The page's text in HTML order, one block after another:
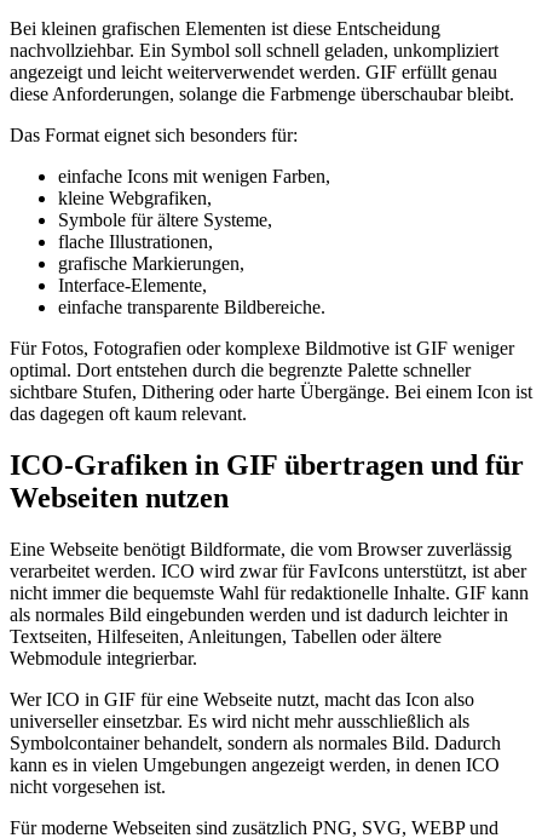
Bei kleinen grafischen Elementen ist diese Entscheidung
nachvollziehbar. Ein Symbol soll schnell geladen, unkompliziert
angezeigt und leicht weiterverwendet werden. GIF erfüllt genau
diese Anforderungen, solange die Farbmenge überschaubar bleibt.
Das Format eignet sich besonders für:
einfache Icons mit wenigen Farben,
kleine Webgrafiken,
Symbole für ältere Systeme,
flache Illustrationen,
grafische Markierungen,
Interface-Elemente,
einfache transparente Bildbereiche.
Für Fotos, Fotografien oder komplexe Bildmotive ist GIF weniger
optimal. Dort entstehen durch die begrenzte Palette schneller
sichtbare Stufen, Dithering oder harte Übergänge. Bei einem Icon ist
das dagegen oft kaum relevant.
ICO-Grafiken in GIF übertragen und für
Webseiten nutzen
Eine Webseite benötigt Bildformate, die vom Browser zuverlässig
verarbeitet werden. ICO wird zwar für FavIcons unterstützt, ist aber
nicht immer die bequemste Wahl für redaktionelle Inhalte. GIF kann
als normales Bild eingebunden werden und ist dadurch leichter in
Textseiten, Hilfeseiten, Anleitungen, Tabellen oder ältere
Webmodule integrierbar.
Wer ICO in GIF für eine Webseite nutzt, macht das Icon also
universeller einsetzbar. Es wird nicht mehr ausschließlich als
Symbolcontainer behandelt, sondern als normales Bild. Dadurch
kann es in vielen Umgebungen angezeigt werden, in denen ICO
nicht vorgesehen ist.
Für moderne Webseiten sind zusätzlich PNG, SVG, WEBP und